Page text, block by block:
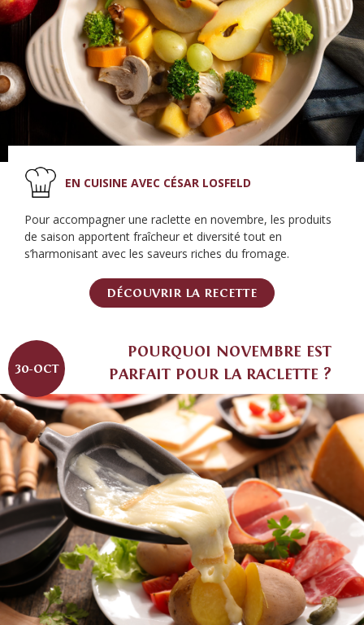
EN CUISINE AVEC CÉSAR LOSFELD
Pour accompagner une raclette en novembre, les produits
de saison apportent fraîcheur et diversité tout en
s’harmonisant avec les saveurs riches du fromage.
DÉCOUVRIR LA RECETTE
POURQUOI NOVEMBRE EST
PARFAIT POUR LA RACLETTE ?
30-OCT